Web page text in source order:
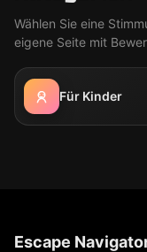
Wählen Sie eine
eigene Seite mit
Für Kinder
Escape